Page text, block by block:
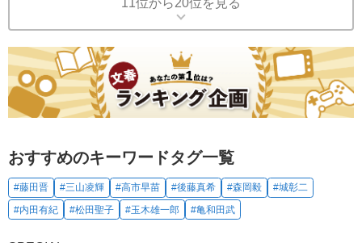
おすすめのキーワードタグ一覧
#藤田晋 #三山凌輝 #高市早苗 #後藤真希 #森岡毅
#城彰二
#内田有紀
#松田聖子 #玉木雄一郎 #亀和田武